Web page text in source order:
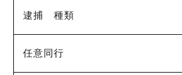
逮捕 種類
任意同行